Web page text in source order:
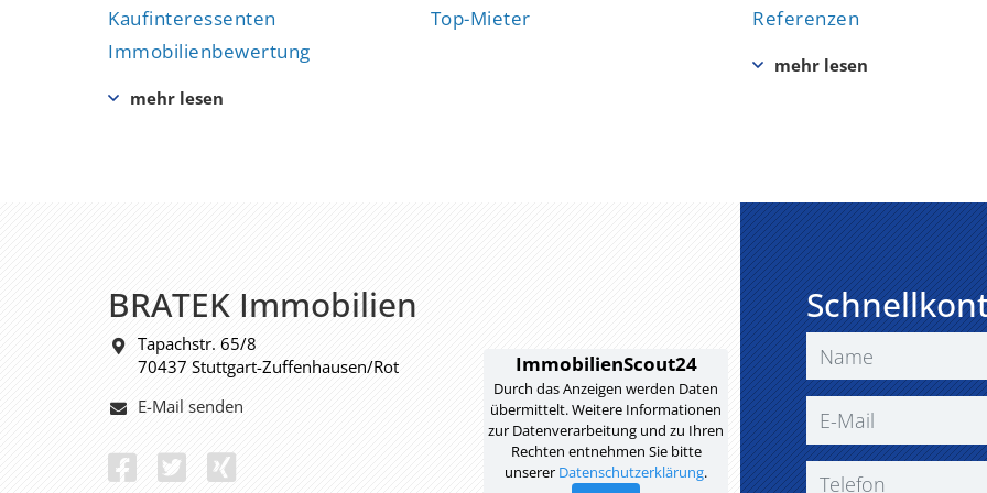
Kaufinteressenten
Immobilienbewertung
Top-Mieter Referenzen
BRATEK Immobilien
Tapachstr. 65/8
70437 Stuttgart-Zuffenhausen/Rot
E-Mail senden